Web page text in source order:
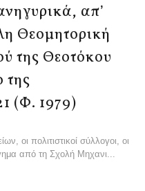
απ’
Θεομητορική
της Θεοτόκου
της
(Φ. 1979)
οι πολιτιστικοί σύλλογοι, οι
από τη Σχολή Μηχανι...